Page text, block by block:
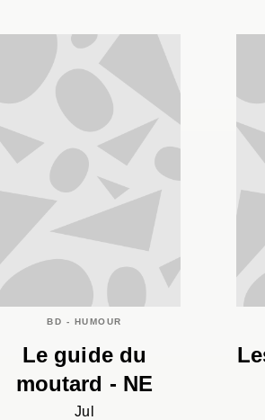
BD - HUMOUR
Le guide du
moutard - NE
Jul